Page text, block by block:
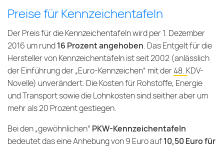
Preise für Kennzeichentafeln
Der Preis für die Kennzeichentafeln wird per 1. Dezember
2016 um rund16 Prozent angehoben. Das Entgelt für die
Hersteller von Kennzeichentafeln ist seit 2002 (anlässlich
der Einführung der „Euro-Kennzeichen“ mit der48. KDV-
Novelle) unverändert. Die Kosten für Rohstoffe, Energie
und Transport sowie die Lohnkosten sind seither aber um
mehr als 20 Prozent gestiegen.
Bei den „gewöhnlichen“ PKW-Kennzeichentafeln
bedeutet das eine Anhebung von 9 Euro auf10,50 Euro für